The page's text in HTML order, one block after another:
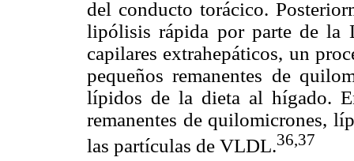
del conducto torácico.
lipólisis rápida por parte de la
capilares extrahepáticos, un
pequeños remanentes de
lípidos de la dieta al hígado.
remanentes de quilomicrones,
las partículas de VLDL.36,37